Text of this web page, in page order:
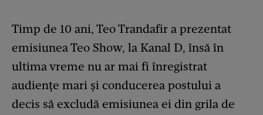
Timp de 10 ani, Teo Trandafir a prezentat
emisiunea Teo Show, la Kanal D, însă în
ultima vreme nu ar mai fi înregistrat
audiențe mari și conducerea postului a
decis să excludă emisiunea ei din grila de